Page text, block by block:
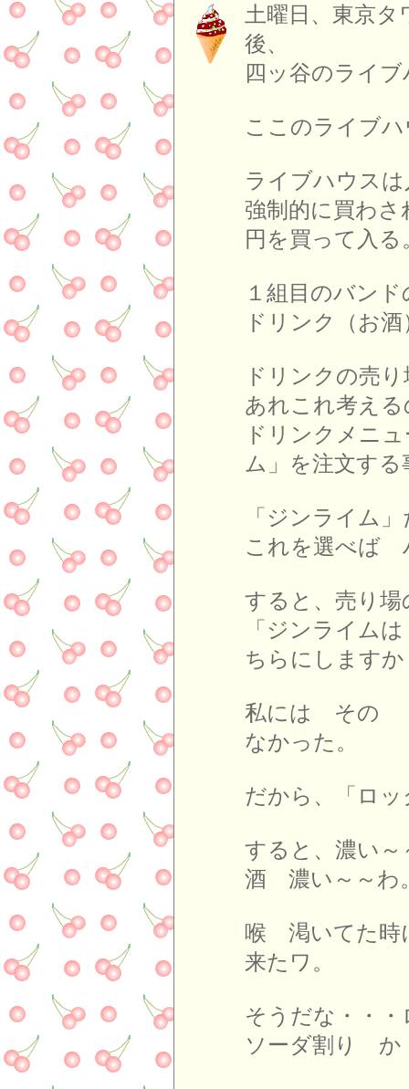
土曜日、東京タ
後
四ッ谷のライ
ここのライブ
ライブハウス
強制的に買わ
円を買って入る
１組目のバン
ドリンク（お
ドリンクの売
あれこれ考え
ドリンクメニ
ム」を注文する
「ジンライム
これを選べば
すると、売り
「ジンライ
ちらにしますか
私には その
なかった。
だから、「ロ
すると、濃い
酒 濃い～～わ
喉 渇いてた時
来たワ。
そうだな・・
ソーダ割り か